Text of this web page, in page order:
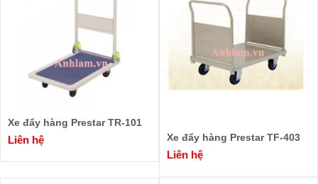
Xe đẩy hàng Prestar TR-101
Liên hệ Xe đẩy hàng Prestar TF-403
Liên hệ